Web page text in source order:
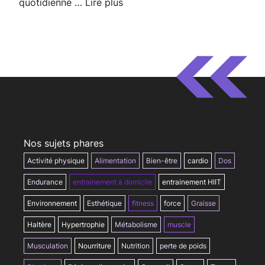
quotidienne … Lire plus
Nos sujets phares
Activité physique Alimentation Bien-être cardio Dos
Endurance entrainement à domicile entrainement HIIT
Environnement Esthétique fitness force Graisse
Haltère Hypertrophie Métabolisme muscle
Musculation Nourriture Nutrition perte de poids